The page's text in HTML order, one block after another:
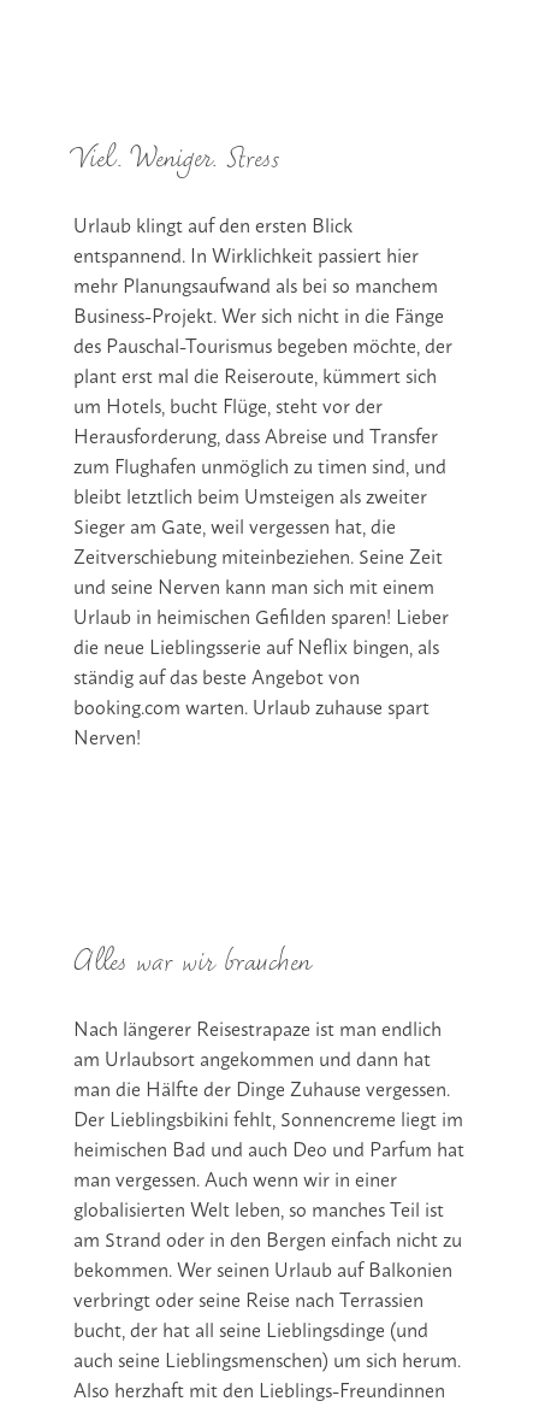
Viel. Weniger. Stress
Urlaub klingt auf den ersten Blick
entspannend. In Wirklichkeit passiert hier
mehr Planungsaufwand als bei so manchem
Business-Projekt. Wer sich nicht in die Fänge
des Pauschal-Tourismus begeben möchte, der
plant erst mal die Reiseroute, kümmert sich
um Hotels, bucht Flüge, steht vor der
Herausforderung, dass Abreise und Transfer
zum Flughafen unmöglich zu timen sind, und
bleibt letztlich beim Umsteigen als zweiter
Sieger am Gate, weil vergessen hat, die
Zeitverschiebung miteinbeziehen. Seine Zeit
und seine Nerven kann man sich mit einem
Urlaub in heimischen Gefilden sparen! Lieber
die neue Lieblingsserie auf Neflix bingen, als
ständig auf das beste Angebot von
booking.com warten. Urlaub zuhause spart
Nerven!
Alles war wir brauchen
Nach längerer Reisestrapaze ist man endlich
am Urlaubsort angekommen und dann hat
man die Hälfte der Dinge Zuhause vergessen.
Der Lieblingsbikini fehlt, Sonnencreme liegt im
heimischen Bad und auch Deo und Parfum hat
man vergessen. Auch wenn wir in einer
globalisierten Welt leben, so manches Teil ist
am Strand oder in den Bergen einfach nicht zu
bekommen. Wer seinen Urlaub auf Balkonien
verbringt oder seine Reise nach Terrassien
bucht, der hat all seine Lieblingsdinge (und
auch seine Lieblingsmenschen) um sich herum.
Also herzhaft mit den Lieblings-Freundinnen